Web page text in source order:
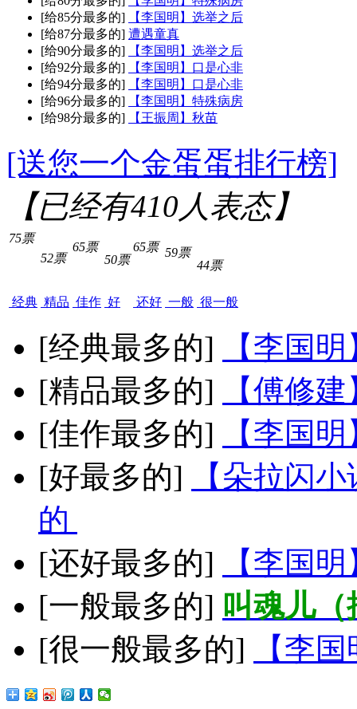
[给85分最多的]
【李国明】选举之后
[给87分最多的] 遭遇童真
[给90分最多的]
【李国明】选举之后
[给92分最多的]
【李国明】口是心非
[给94分最多的]
【李国明】口是心非
[给96分最多的]
【李国明】特殊病房
[给98分最多的]
【王振周】秋苗
[送您一个金蛋蛋排行榜]
【已经有410人表态】
75票
经典
52票
精品
65票
佳作
50票
好
65票
还好
59票
一般
44票
很一般
[经典最多的]
【李国
[精品最多的]
【傅修
[佳作最多的]
【李国
[好最多的]
【朵拉闪
的
[还好最多的]
【李国
[一般最多的] 叫魂儿
[很一般最多的]
【李